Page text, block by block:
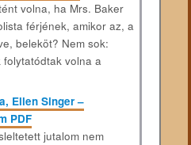
volna, ha Mrs. Baker
férjének, amikor az, a
beleköt? Nem sok:
folytatódtak volna a
Ellen Singer –
PDF
jutalom nem